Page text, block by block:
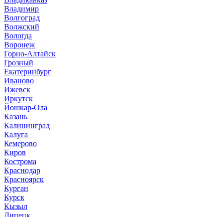
Владимир
Волгоград
Волжский
Вологда
Воронеж
Горно-Алтайск
Грозный
Екатеринбург
Иваново
Ижевск
Иркутск
Йошкар-Ола
Казань
Калининград
Калуга
Кемерово
Киров
Кострома
Краснодар
Красноярск
Курган
Курск
Кызыл
Липецк